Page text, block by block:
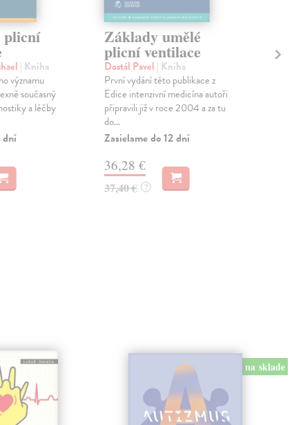
plicní
| Kniha
významu
současný
a léčby
dní
Základy umělé
plicní ventilace
Dostál Pavel | Kniha
První vydání této publikace z
Edice intenzivní medicína autoři
připravili již v roce 2004 a za tu
do...
Zasielame do 12 dní
36,28 €
37,40 € ?
a
na sklade